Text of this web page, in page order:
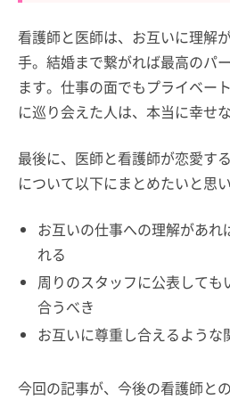
看護師と医師は、お互いに理解
手。結婚まで繋がれば最高のパ
ます。仕事の面でもプライベー
に巡り会えた人は、本当に幸せ
最後に、医師と看護師が恋愛す
について以下にまとめたいと思い
お互いの仕事への理解があ
れる
周りのスタッフに公表しても
合うべき
お互いに尊重し合えるような
今回の記事が、今後の看護師と